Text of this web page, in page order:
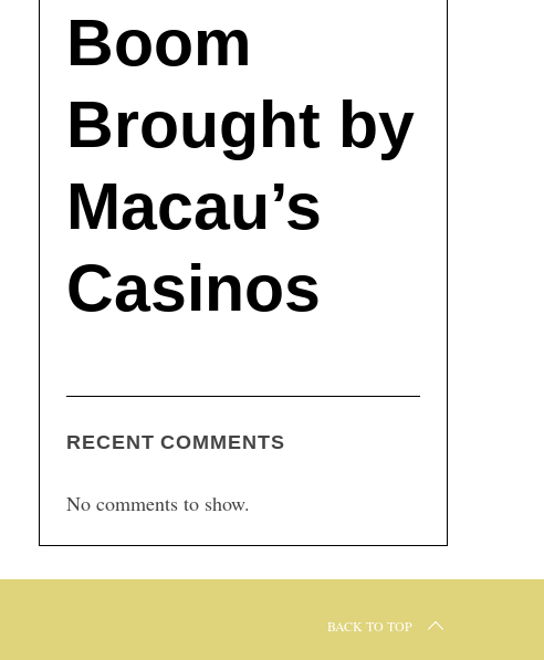
Boom
Brought by
Macau’s
Casinos
RECENT COMMENTS
No comments to show.
BACK TO TOP